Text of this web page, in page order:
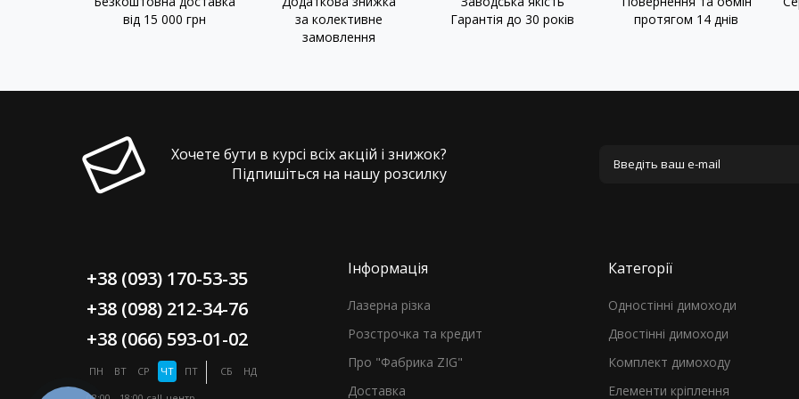
від 15 000 грн
за колективне
замовлення
Гарантія до 30 років
протягом 14 днів
Хочете бути в курсі всіх акцій і знижок?
Підпишіться на нашу розсилку
+38 (093) 170-53-35
+38 (098) 212-34-76
+38 (066) 593-01-02
ПН ВТ СР ЧТ ПТ СБ
НД
Інформація
Лазерна різка
Розстрочка та кредит
Про "Фабрика ZIG"
Доставка
Категорії
Одностінні димоходи
Двостінні димоходи
Комплект димоходу
Елементи кріплення